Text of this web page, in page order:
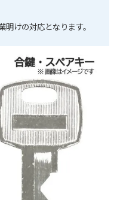
けの対応となります。